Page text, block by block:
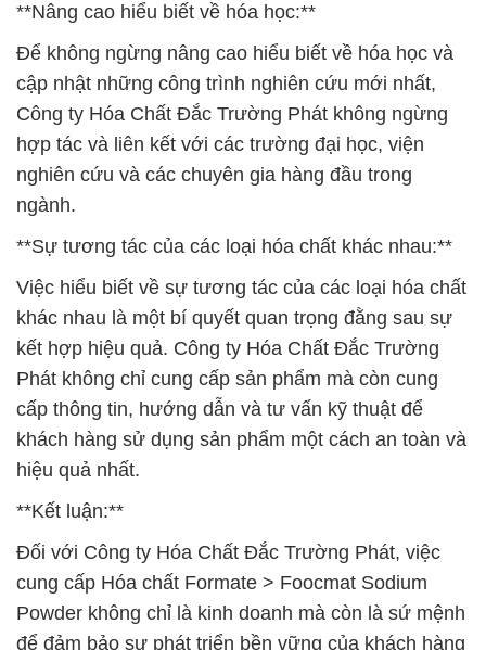
**Nâng cao hiểu biết về hóa học:**
Để không ngừng nâng cao hiểu biết về hóa học và
cập nhật những công trình nghiên cứu mới nhất,
Công ty Hóa Chất Đắc Trường Phát không ngừng
hợp tác và liên kết với các trường đại học, viện
nghiên cứu và các chuyên gia hàng đầu trong
ngành.
**Sự tương tác của các loại hóa chất khác nhau:**
Việc hiểu biết về sự tương tác của các loại hóa chất
khác nhau là một bí quyết quan trọng đằng sau sự
kết hợp hiệu quả. Công ty Hóa Chất Đắc Trường
Phát không chỉ cung cấp sản phẩm mà còn cung
cấp thông tin, hướng dẫn và tư vấn kỹ thuật để
khách hàng sử dụng sản phẩm một cách an toàn và
hiệu quả nhất.
**Kết luận:**
Đối với Công ty Hóa Chất Đắc Trường Phát, việc
cung cấp Hóa chất Formate > Foocmat Sodium
Powder không chỉ là kinh doanh mà còn là sứ mệnh
để đảm bảo sự phát triển bền vững của khách hàng